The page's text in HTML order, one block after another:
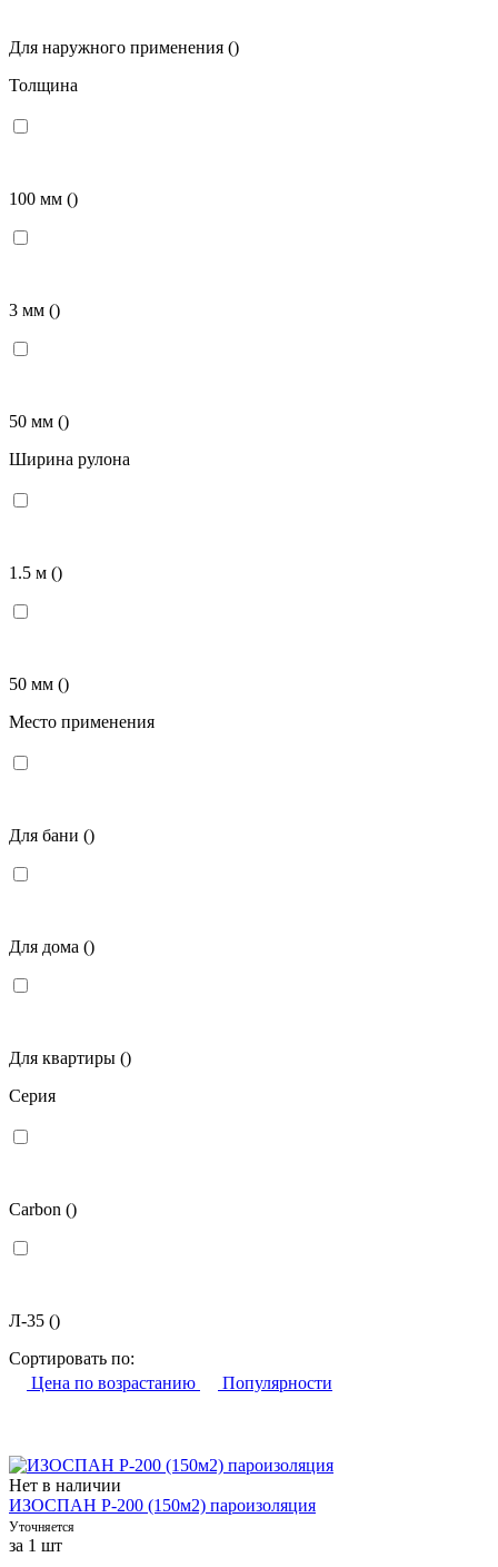
Для наружного применения ()
Толщина
100 мм ()
3 мм ()
50 мм ()
Ширина рулона
1.5 м ()
50 мм ()
Место применения
Для бани ()
Для дома ()
Для квартиры ()
Серия
Carbon ()
Л-35 ()
Сортировать по:
Цена по возрастанию
Популярности
Нет в наличии
ИЗОСПАН P-200 (150м2) пароизоляция
Уточняется
за 1 шт